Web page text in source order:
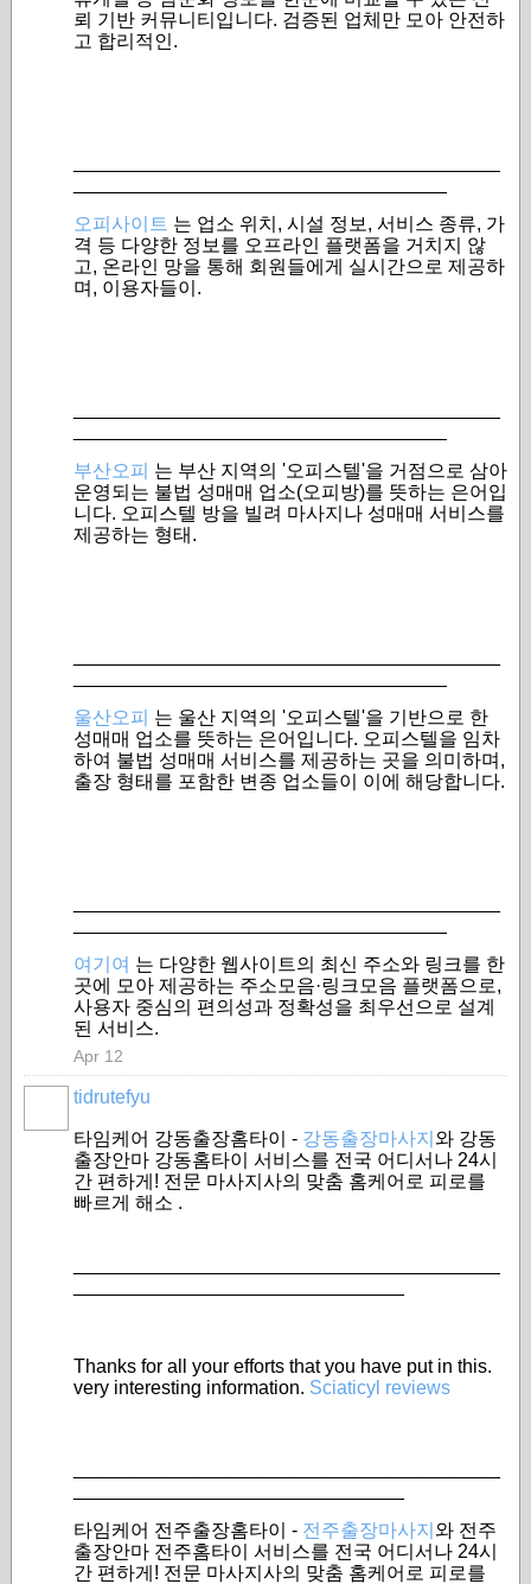
뢰 기반 커뮤니티입니다. 검증된 업체만 모아 안전하
고 합리적인.
오피사이트 는 업소 위치, 시설 정보, 서비스 종류, 가
격 등 다양한 정보를 오프라인 플랫폼을 거치지 않
고, 온라인 망을 통해 회원들에게 실시간으로 제공하
며, 이용자들이.
부산오피 는 부산 지역의 '오피스텔'을 거점으로 삼아
운영되는 불법 성매매 업소(오피방)를 뜻하는 은어입
니다. 오피스텔 방을 빌려 마사지나 성매매 서비스를
제공하는 형태.
울산오피 는 울산 지역의 '오피스텔'을 기반으로 한
성매매 업소를 뜻하는 은어입니다. 오피스텔을 임차
하여 불법 성매매 서비스를 제공하는 곳을 의미하며,
출장 형태를 포함한 변종 업소들이 이에 해당합니다.
여기여 는 다양한 웹사이트의 최신 주소와 링크를 한
곳에 모아 제공하는 주소모음·링크모음 플랫폼으로,
사용자 중심의 편의성과 정확성을 최우선으로 설계
된 서비스.
Apr 12
tidrutefyu
타임케어 강동출장홈타이 - 강동출장마사지 와 강동
출장안마 강동홈타이 서비스를 전국 어디서나 24시
간 편하게! 전문 마사지사의 맞춤 홈케어로 피로를
빠르게 해소 .
Thanks for all your efforts that you have put in this.
very interesting information. Sciaticyl reviews
타임케어 전주출장홈타이 - 전주출장마사지 와 전주
출장안마 전주홈타이 서비스를 전국 어디서나 24시
간 편하게! 전문 마사지사의 맞춤 홈케어로 피로를